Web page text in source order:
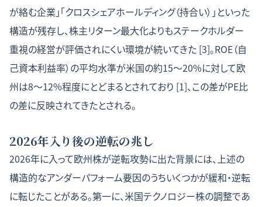
が絡む企業」「クロスシェアホールディング（持合い）」といった
構造が残存し、株主リターン最大化よりもステークホルダー
重視の経営が評価されにくい環境が続いてきた [3]。ROE（自
己資本利益率）の平均水準が米国の約15〜20%に対して欧
州は8〜12%程度にとどまるとされており [1]、この差がPE比
の差に反映されてきたとされる。
2026年入り後の逆転の兆し
2026年に入って欧州株が逆転攻勢に出た背景には、上述の
構造的なアンダーパフォーム要因のうちいくつかが緩和・逆転
に転じたことがある。第一に、米国テクノロジー株の調整であ